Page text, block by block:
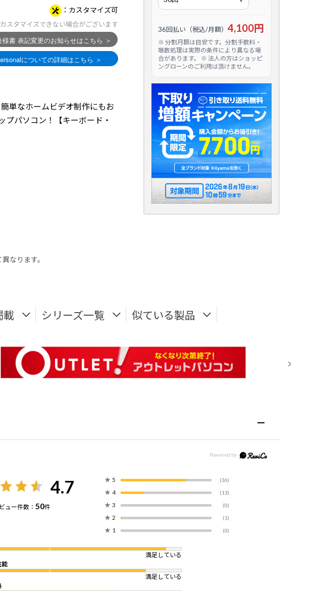
カスタマイズ可
スタマイズできない場合がございます
単なホームビデオ制作にもお
プパソコン！【キーボード・
36回払い（税込/月額） 4,100円
※ 分割月額は目安です。分割手数料・
端数処理は実際の条件により異なる場
合があります。 ※ 法人の方はショッピ
ングローンのご利用は頂けません。
なります。
載 シリーズ一覧 似ている製品
4.7
ュー件数： 50件
★ 5 (36)
★ 4 (13)
★ 3 (0)
★ 2 (1)
★ 1 (0)
満足している
能
満足している